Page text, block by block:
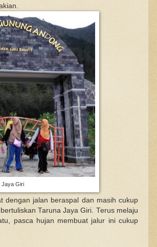
Jaya Giri
dengan jalan beraspal dan masih cukup
Taruna Jaya Giri. Terus melaju
pasca hujan membuat jalur ini cukup